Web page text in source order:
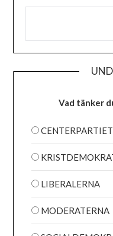
Vad tänker
CENTERPARTIET
LIBERALERNA
MODERATERNA